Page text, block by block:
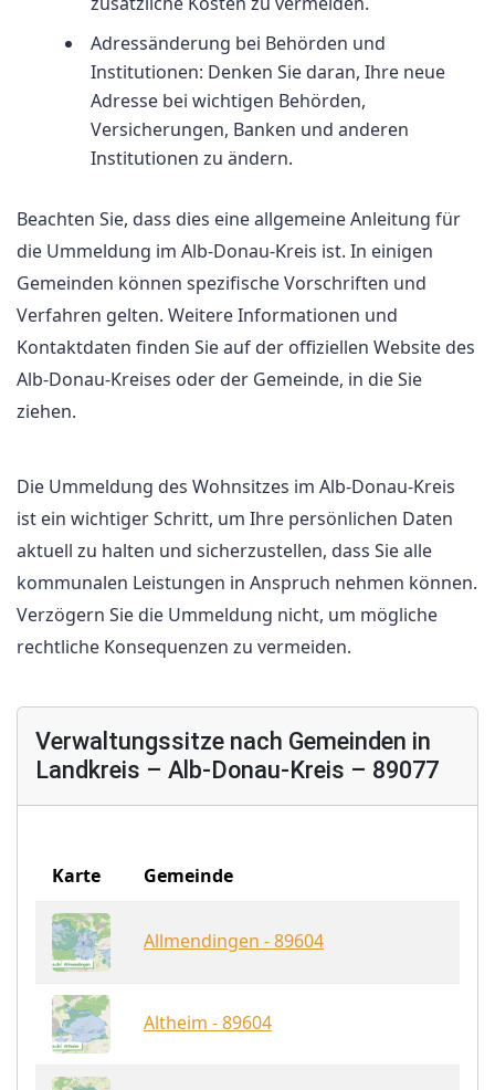
Adressänderung bei Behörden und
Institutionen: Denken Sie daran, Ihre neue
Adresse bei wichtigen Behörden,
Versicherungen, Banken und anderen
Institutionen zu ändern.
Beachten Sie, dass dies eine allgemeine Anleitung für
die Ummeldung im Alb-Donau-Kreis ist. In einigen
Gemeinden können spezifische Vorschriften und
Verfahren gelten. Weitere Informationen und
Kontaktdaten finden Sie auf der offiziellen Website des
Alb-Donau-Kreises oder der Gemeinde, in die Sie
ziehen.
Die Ummeldung des Wohnsitzes im Alb-Donau-Kreis
ist ein wichtiger Schritt, um Ihre persönlichen Daten
aktuell zu halten und sicherzustellen, dass Sie alle
kommunalen Leistungen in Anspruch nehmen können.
Verzögern Sie die Ummeldung nicht, um mögliche
rechtliche Konsequenzen zu vermeiden.
Verwaltungssitze nach Gemeinden in
Landkreis – Alb-Donau-Kreis – 89077
Karte Gemeinde
Allmendingen - 89604
Altheim - 89604